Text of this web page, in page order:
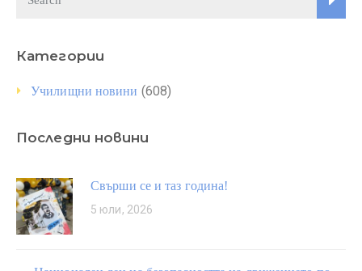
Категории
Училищни новини (608)
Последни новини
Свърши се и таз година!
5 юли, 2026